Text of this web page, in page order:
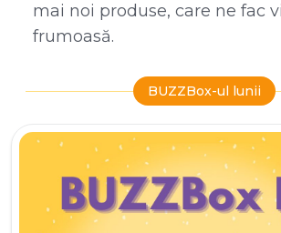
mai noi produse, care ne fac
frumoasă.
BUZZBox-ul lunii